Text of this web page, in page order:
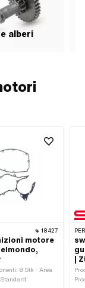
alberi
18427
motore
8 Stk · Area
|